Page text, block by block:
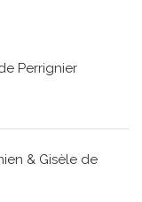
Perrignier
& Gisèle de